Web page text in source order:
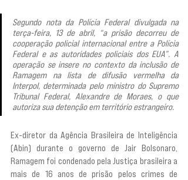
Segundo nota da Polícia Federal divulgada na
terça-feira, 13 de abril, “a prisão decorreu de
cooperação policial internacional entre a Polícia
Federal e as autoridades policiais dos EUA”. A
operação se insere no contexto da inclusão de
Ramagem na lista de difusão vermelha da
Interpol, determinada pelo ministro do Supremo
Tribunal Federal, Alexandre de Moraes, o que
autoriza sua detenção em território estrangeiro.
Ex-diretor da Agência Brasileira de Inteligência
(Abin) durante o governo de Jair Bolsonaro,
Ramagem foi condenado pela Justiça brasileira a
mais de 16 anos de prisão pelos crimes de